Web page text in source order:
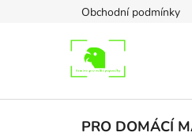
Obchodní podmínky
PRO DOMÁCÍ